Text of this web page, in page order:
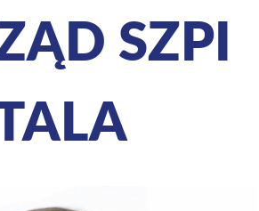
SZPI